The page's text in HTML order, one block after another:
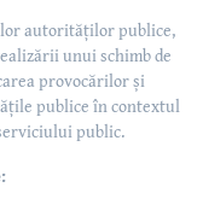
autorităților publice,
unui schimb de
provocărilor și
publice în contextul
public.